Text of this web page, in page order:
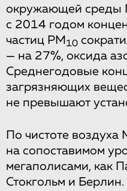
окружающей среды
с 2014 годом
частиц РМ 10
— на 27%, оксида
Среднегодовые
загрязняющих
не превышают
По чистоте воздуха
на сопоставимом
мегаполисами, как
Стокгольм и